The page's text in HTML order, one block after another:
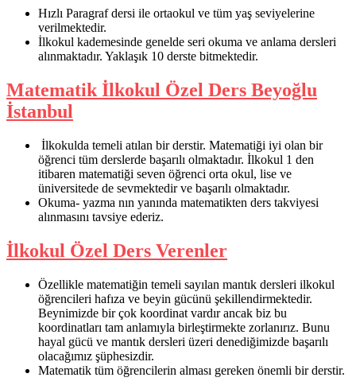
Hızlı Paragraf dersi ile ortaokul ve tüm yaş seviyelerine
verilmektedir.
İlkokul kademesinde genelde seri okuma ve anlama dersleri
alınmaktadır. Yaklaşık 10 derste bitmektedir.
Matematik İlkokul Özel Ders Beyoğlu
İstanbul
İlkokulda temeli atılan bir derstir. Matematiği iyi olan bir
öğrenci tüm derslerde başarılı olmaktadır. İlkokul 1 den
itibaren matematiği seven öğrenci orta okul, lise ve
üniversitede de sevmektedir ve başarılı olmaktadır.
Okuma- yazma nın yanında matematikten ders takviyesi
alınmasını tavsiye ederiz.
İlkokul Özel Ders Verenler
Özellikle matematiğin temeli sayılan mantık dersleri ilkokul
öğrencileri hafıza ve beyin gücünü şekillendirmektedir.
Beynimizde bir çok koordinat vardır ancak biz bu
koordinatları tam anlamıyla birleştirmekte zorlanırız. Bunu
hayal gücü ve mantık dersleri üzeri denediğimizde başarılı
olacağımız şüphesizdir.
Matematik tüm öğrencilerin alması gereken önemli bir derstir.